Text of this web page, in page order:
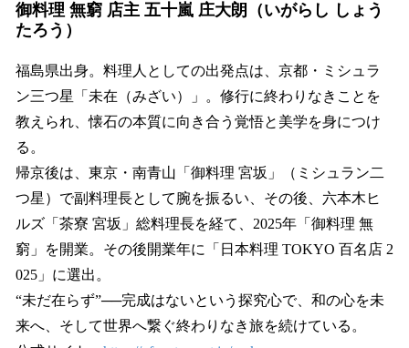
御料理 無窮 店主 五十嵐 庄大朗（いがらし しょう
たろう）
福島県出身。料理人としての出発点は、京都・ミシュラ
ン三つ星「未在（みざい）」。修行に終わりなきことを
教えられ、懐石の本質に向き合う覚悟と美学を身につけ
る。
帰京後は、東京・南青山「御料理 宮坂」（ミシュラン二
つ星）で副料理長として腕を振るい、その後、六本木ヒ
ルズ「茶寮 宮坂」総料理長を経て、2025年「御料理 無
窮」を開業。その後開業年に「日本料理 TOKYO 百名店 2
025」に選出。
“未だ在らず”──完成はないという探究心で、和の心を未
来へ、そして世界へ繋ぐ終わりなき旅を続けている。